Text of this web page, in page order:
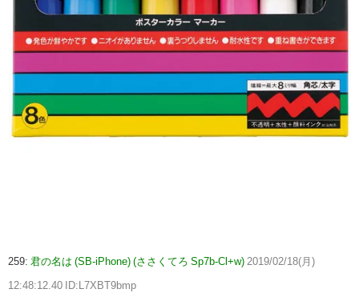
259: 君の名は (SB-iPhone) (ささくてろ Sp7b-Cl+w) 2019/02/18(月)
12:48:12.40 ID:L7XBT9bmp